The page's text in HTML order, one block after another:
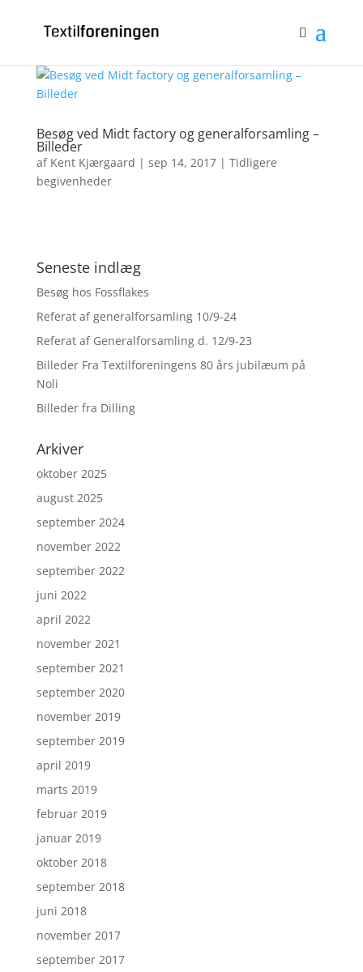
Besøg ved Midt factory og generalforsamling –
Billeder
af Kent Kjærgaard | sep 14, 2017| Tidligere
begivenheder
Seneste indlæg
Besøg hos Fossflakes
Referat af generalforsamling 10/9-24
Referat af Generalforsamling d. 12/9-23
Billeder Fra Textilforeningens 80 års jubilæum på
Noli
Billeder fra Dilling
Arkiver
oktober 2025
august 2025
september 2024
november 2022
september 2022
juni 2022
april 2022
november 2021
september 2021
september 2020
november 2019
september 2019
april 2019
marts 2019
februar 2019
januar 2019
oktober 2018
september 2018
juni 2018
november 2017
september 2017